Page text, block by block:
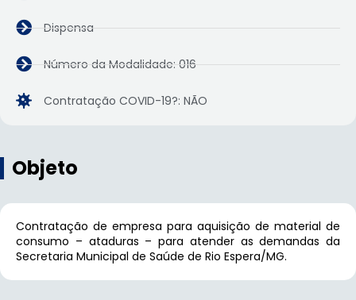
Dispensa
Número da Modalidade: 016
Contratação COVID-19?: NÃO
Objeto
Contratação de empresa para aquisição de material de
consumo – ataduras – para atender as demandas da
Secretaria Municipal de Saúde de Rio Espera/MG.